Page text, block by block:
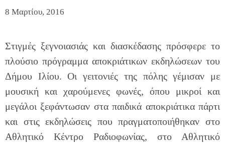
8 Μαρτίου, 2016
Στιγμές ξεγνοιασιάς και διασκέδασης πρόσφερε το
πλούσιο πρόγραμμα αποκριάτικων εκδηλώσεων του
Δήμου Ιλίου. Οι γειτονιές της πόλης γέμισαν με
μουσική και χαρούμενες φωνές, όπου μικροί και
μεγάλοι ξεφάντωσαν στα παιδικά αποκριάτικα πάρτι
και στις εκδηλώσεις που πραγματοποιήθηκαν στο
Αθλητικό Κέντρο Ραδιοφωνίας, στο Αθλητικό